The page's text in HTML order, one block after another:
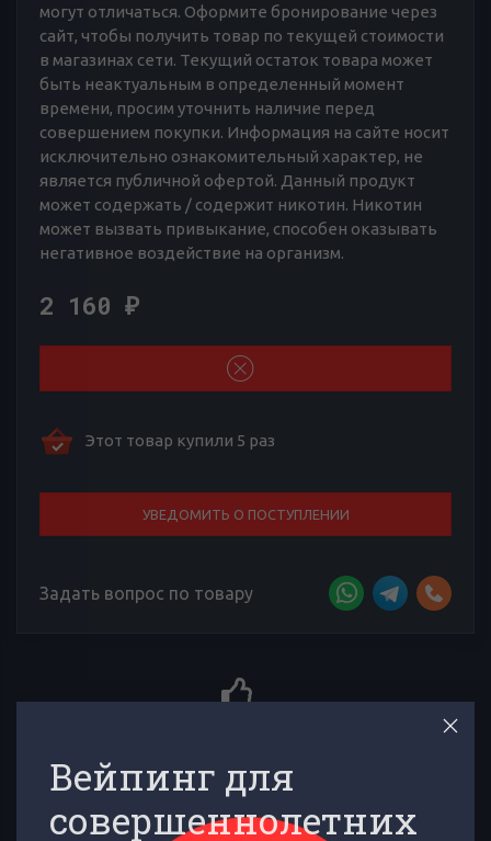
могут отличаться. Оформите бронирование через
сайт, чтобы получить товар по текущей стоимости
в магазинах сети. Текущий остаток товара может
быть неактуальным в определенный момент
времени, просим уточнить наличие перед
совершением покупки. Информация на сайте носит
исключительно ознакомительный характер, не
является публичной офертой. Данный продукт
может содержать / содержит никотин. Никотин
может вызвать привыкание, способен оказывать
негативное воздействие на организм.
2 160 ₽
Этот товар купили 5 раз
УВЕДОМИТЬ О ПОСТУПЛЕНИИ
Задать вопрос по товару
Профессиональная консультация, индивидуальная поддержка,
дружеский совет по эксплуатации - это к нам!
Вейпинг для
совершеннолетних